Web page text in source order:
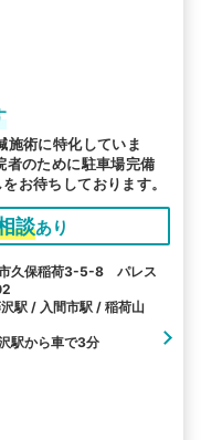
施術に特化していま
者のために駐車場完備
お待ちしております。
談あり
市久保稲荷3-5-8 パレス
駅 / 入間市駅 / 稲荷山
駅から車で3分